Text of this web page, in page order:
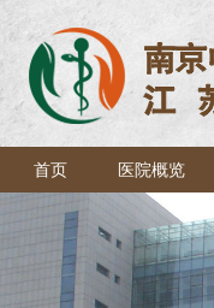
首页 医院概览